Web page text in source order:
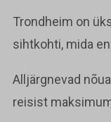
Trondheim on
sihtkohti, mida
Alljärgnevad
reisist